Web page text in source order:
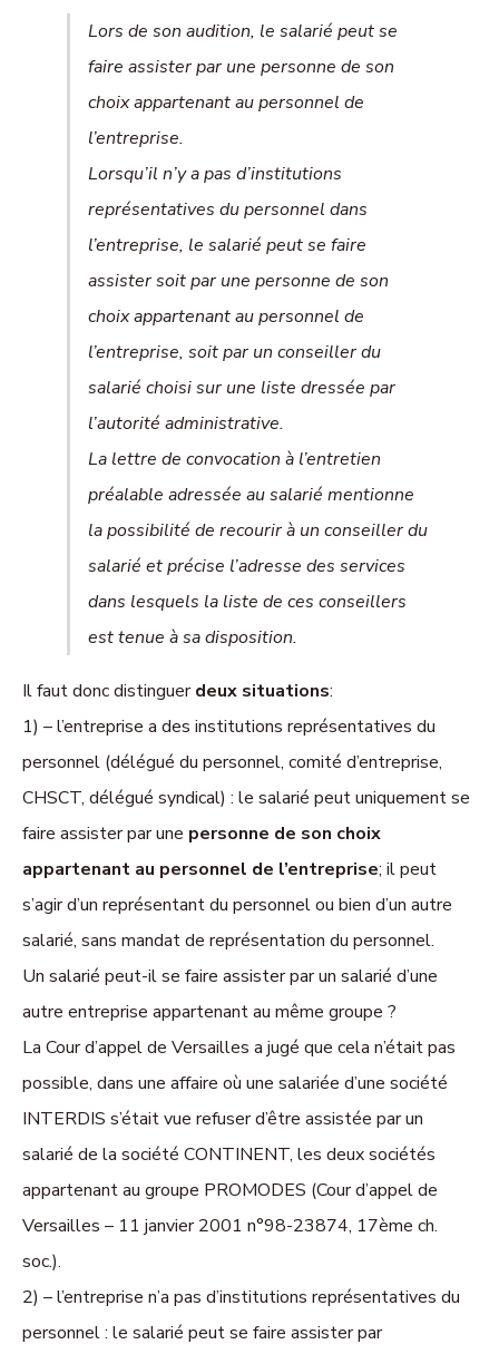
Lors de son audition, le salarié peut se
faire assister par une personne de son
choix appartenant au personnel de
l’entreprise.
Lorsqu’il n’y a pas d’institutions
représentatives du personnel dans
l’entreprise, le salarié peut se faire
assister soit par une personne de son
choix appartenant au personnel de
l’entreprise, soit par un conseiller du
salarié choisi sur une liste dressée par
l’autorité administrative.
La lettre de convocation à l’entretien
préalable adressée au salarié mentionne
la possibilité de recourir à un conseiller du
salarié et précise l’adresse des services
dans lesquels la liste de ces conseillers
est tenue à sa disposition.
Il faut donc distinguerdeux situations:
1) –l’entreprise a des institutions représentatives du
personnel (délégué du personnel, comité d’entreprise,
CHSCT, délégué syndical) : le salarié peut uniquement se
faire assister par une personne de son choix
appartenant au personnel de l’entreprise; il peut
s’agir d’un représentant du personnel ou bien d’un autre
salarié, sans mandat de représentation du personnel.
Un salarié peut-il se faire assister par un salarié d’une
autre entreprise appartenant au même groupe ?
La Cour d’appel de Versailles a jugé que cela n’était pas
possible, dans une affaire où une salariée d’une société
INTERDIS s’était vue refuser d’être assistée par un
salarié de la société CONTINENT, les deux sociétés
appartenant au groupe PROMODES (Cour d’appel de
Versailles – 11 janvier 2001 n°98-23874, 17ème ch.
soc.).
2) –l’entreprise n’a pas d’institutions représentatives du
personnel: le salarié peut se faire assister par